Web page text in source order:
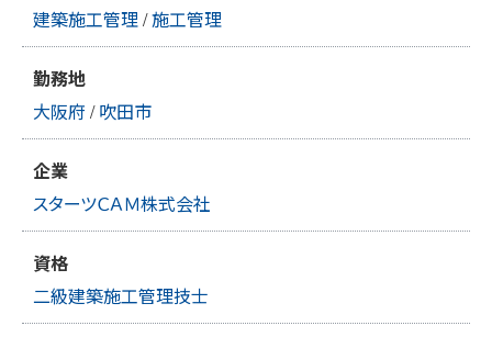
建築施工管理/施工管理
勤務地
大阪府 /吹田市
企業
スターツＣＡＭ株式会社
資格
二級建築施工管理技士